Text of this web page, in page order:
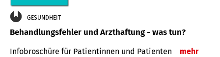
GESUNDHEIT
Behandlungsfehler und Arzthaftung - was tun?
Infobroschüre für Patientinnen und Patienten mehr